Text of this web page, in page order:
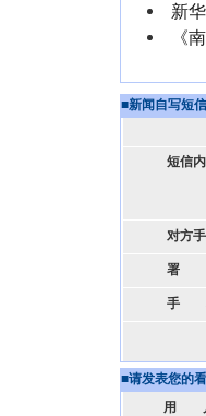
新
《
■新闻自写短信
短信内
对方手
署
手
■请发表您的
用